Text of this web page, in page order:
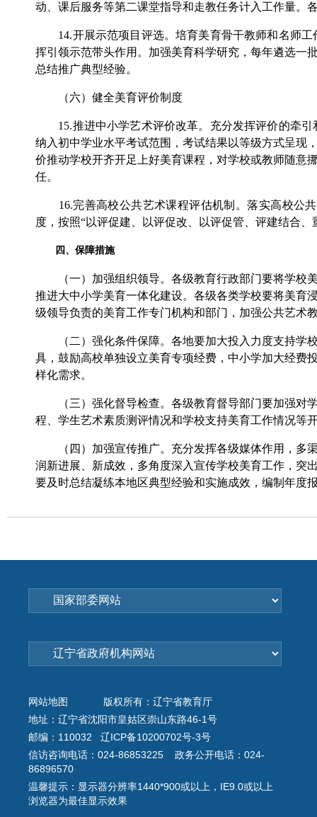
动、课后服务等第二课堂指导和走教任务计入工作量。
14.开展示范项目评选。培育美育骨干教师和名师工
挥引领示范带头作用。加强美育科学研究，每年遴选一
总结推广典型经验。
（六）健全美育评价制度
15.推进中小学艺术评价改革。充分发挥评价的牵引
纳入初中学业水平考试范围，考试结果以等级方式呈现
价推动学校开齐开足上好美育课程，对学校或教师随意
任。
16.完善高校公共艺术课程评估机制。落实高校公共
度，按照“以评促建、以评促改、以评促管、评建结合
四、保障措施
（一）加强组织领导。各级教育行政部门要将学校美
推进大中小学美育一体化建设。各级各类学校要将美育
级领导负责的美育工作专门机构和部门，加强公共艺术
（二）强化条件保障。各地要加大投入力度支持学校
具，鼓励高校单独设立美育专项经费，中小学加大经费
样化需求。
（三）强化督导检查。各级教育督导部门要加强对学
程、学生艺术素质测评情况和学校支持美育工作情况等
（四）加强宣传推广。充分发挥各级媒体作用，多渠
润新进展、新成效，多角度深入宣传学校美育工作，突
要及时总结凝练本地区典型经验和实施成效，编制年度
网站地图
版权所有：辽宁省教育厅
地址：辽宁省沈阳市皇姑区崇山东路46-1号
邮编：110032 辽ICP备10200702号-3号
信访咨询电话：024-86853225 政务公开电话：024-
86896570
温馨提示：显示器分辨率1440*900或以上，IE9.0或以上
浏览器为最佳显示效果